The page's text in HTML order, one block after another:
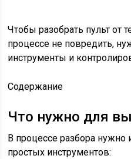
Чтобы разобрать пульт от
процессе не повредить,
инструменты и
Содержание
Что нужно для
В процессе разбора нужно
простых инструментов: